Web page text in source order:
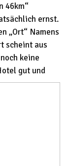
46km“
ernst.
„Ort“ Namens
scheint aus
keine
gut und